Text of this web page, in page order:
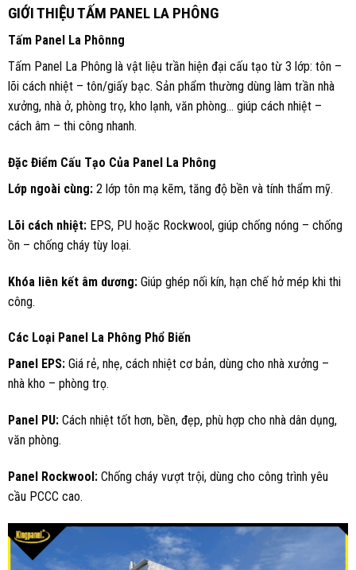
GIỚI THIỆU TẤM PANEL LA PHÔNG
Tấm Panel La Phônng
Tấm Panel La Phông là vật liệu trần hiện đại cấu tạo từ 3 lớp: tôn –
lõi cách nhiệt – tôn/giấy bạc. Sản phẩm thường dùng làm trần nhà
xưởng, nhà ở, phòng trọ, kho lạnh, văn phòng… giúp cách nhiệt –
cách âm – thi công nhanh.
Đặc Điểm Cấu Tạo Của Panel La Phông
Lớp ngoài cùng: 2 lớp tôn mạ kẽm, tăng độ bền và tính thẩm mỹ.
Lõi cách nhiệt: EPS, PU hoặc Rockwool, giúp chống nóng – chống
ồn – chống cháy tùy loại.
Khóa liên kết âm dương: Giúp ghép nối kín, hạn chế hở mép khi thi
công.
Các Loại Panel La Phông Phổ Biến
Panel EPS: Giá rẻ, nhẹ, cách nhiệt cơ bản, dùng cho nhà xưởng –
nhà kho – phòng trọ.
Panel PU: Cách nhiệt tốt hơn, bền, đẹp, phù hợp cho nhà dân dụng,
văn phòng.
Panel Rockwool: Chống cháy vượt trội, dùng cho công trình yêu
cầu PCCC cao.